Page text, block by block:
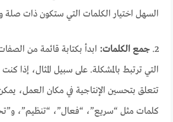
السهل اختيار الكلمات التي ستكون ذات صلة
2. جمع الكلمات: ابدأ بكتابة قائمة من
التي ترتبط بالمشكلة. على سبيل المثال، إذا
تتعلق بتحسين الإنتاجية في مكان العمل،
كلمات مثل “سريع”، “فعال”، “تنظيم”،